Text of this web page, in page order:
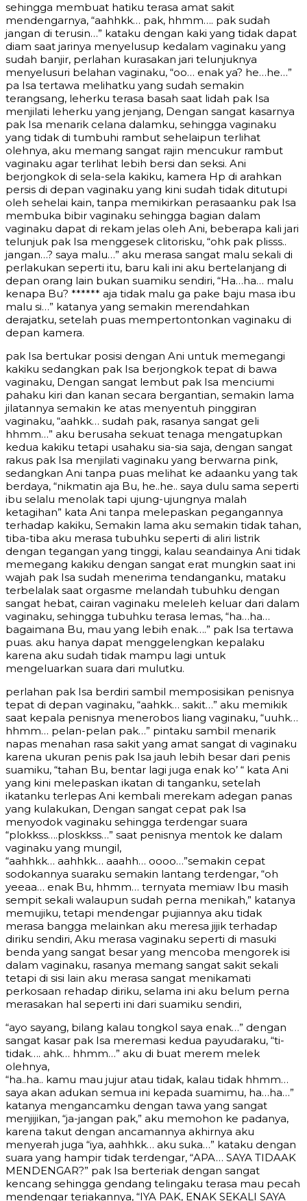
sehingga membuat hatiku terasa amat sakit
mendengarnya, “aahhkk… pak, hhmm…. pak sudah
jangan di terusin…” kataku dengan kaki yang tidak dapat
diam saat jarinya menyelusup kedalam vaginaku yang
sudah banjir, perlahan kurasakan jari telunjuknya
menyelusuri belahan vaginaku, “oo… enak ya? he…he…”
pa Isa tertawa melihatku yang sudah semakin
terangsang, leherku terasa basah saat lidah pak Isa
menjilati leherku yang jenjang, Dengan sangat kasarnya
pak Isa menarik celana dalamku, sehingga vaginaku
yang tidak di tumbuhi rambut sehelaipun terlihat
olehnya, aku memang sangat rajin mencukur rambut
vaginaku agar terlihat lebih bersi dan seksi. Ani
berjongkok di sela-sela kakiku, kamera Hp di arahkan
persis di depan vaginaku yang kini sudah tidak ditutupi
oleh sehelai kain, tanpa memikirkan perasaanku pak Isa
membuka bibir vaginaku sehingga bagian dalam
vaginaku dapat di rekam jelas oleh Ani, beberapa kali jari
telunjuk pak Isa menggesek clitorisku, “ohk pak plisss..
jangan…? saya malu…” aku merasa sangat malu sekali di
perlakukan seperti itu, baru kali ini aku bertelanjang di
depan orang lain bukan suamiku sendiri, “Ha…ha… malu
kenapa Bu? ****** aja tidak malu ga pake baju masa ibu
malu si…” katanya yang semakin merendahkan
derajatku, setelah puas mempertontonkan vaginaku di
depan kamera.
pak Isa bertukar posisi dengan Ani untuk memegangi
kakiku sedangkan pak Isa berjongkok tepat di bawa
vaginaku, Dengan sangat lembut pak Isa menciumi
pahaku kiri dan kanan secara bergantian, semakin lama
jilatannya semakin ke atas menyentuh pinggiran
vaginaku, “aahkk… sudah pak, rasanya sangat geli
hhmm…” aku berusaha sekuat tenaga mengatupkan
kedua kakiku tetapi usahaku sia-sia saja, dengan sangat
rakus pak Isa menjilati vaginaku yang berwarna pink,
sedangkan Ani tanpa puas melihat ke adaanku yang tak
berdaya, “nikmatin aja Bu, he..he.. saya dulu sama seperti
ibu selalu menolak tapi ujung-ujungnya malah
ketagihan” kata Ani tanpa melepaskan pegangannya
terhadap kakiku, Semakin lama aku semakin tidak tahan,
tiba-tiba aku merasa tubuhku seperti di aliri listrik
dengan tegangan yang tinggi, kalau seandainya Ani tidak
memegang kakiku dengan sangat erat mungkin saat ini
wajah pak Isa sudah menerima tendanganku, mataku
terbelalak saat orgasme melandah tubuhku dengan
sangat hebat, cairan vaginaku meleleh keluar dari dalam
vaginaku, sehingga tubuhku terasa lemas, “ha…ha…
bagaimana Bu, mau yang lebih enak….” pak Isa tertawa
puas. aku hanya dapat menggelengkan kepalaku
karena aku sudah tidak mampu lagi untuk
mengeluarkan suara dari mulutku.
perlahan pak Isa berdiri sambil memposisikan penisnya
tepat di depan vaginaku, “aahkk… sakit…” aku memikik
saat kepala penisnya menerobos liang vaginaku, “uuhk…
hhmm… pelan-pelan pak…” pintaku sambil menarik
napas menahan rasa sakit yang amat sangat di vaginaku
karena ukuran penis pak Isa jauh lebih besar dari penis
suamiku, “tahan Bu, bentar lagi juga enak ko’ “ kata Ani
yang kini melepaskan ikatan di tanganku, setelah
ikatanku terlepas Ani kembali merekam adegan panas
yang kulakukan, Dengan sangat cepat pak Isa
menyodok vaginaku sehingga terdengar suara
“plokkss….ploskkss…” saat penisnya mentok ke dalam
vaginaku yang mungil,
“aahhkk… aahhkk… aaahh… oooo…”semakin cepat
sodokannya suaraku semakin lantang terdengar, “oh
yeeaa… enak Bu, hhmm… ternyata memiaw Ibu masih
sempit sekali walaupun sudah perna menikah,” katanya
memujiku, tetapi mendengar pujiannya aku tidak
merasa bangga melainkan aku meresa jijik terhadap
diriku sendiri, Aku merasa vaginaku seperti di masuki
benda yang sangat besar yang mencoba mengorek isi
dalam vaginaku, rasanya memang sangat sakit sekali
tetapi di sisi lain aku merasa sangat menikamati
perkosaan rehadap diriku, selama ini aku belum perna
merasakan hal seperti ini dari suamiku sendiri,
“ayo sayang, bilang kalau tongkol saya enak…” dengan
sangat kasar pak Isa meremasi kedua payudaraku, “ti-
tidak…. ahk… hhmm…” aku di buat merem melek
olehnya,
“ha..ha.. kamu mau jujur atau tidak, kalau tidak hhmm…
saya akan adukan semua ini kepada suamimu, ha…ha…”
katanya mengancamku dengan tawa yang sangat
menjijikan, “ja-jangan pak,” aku memohon ke padanya,
karena takut dengan ancamannya akhirnya aku
menyerah juga “iya, aahhkk… aku suka…” kataku dengan
suara yang hampir tidak terdengar, “APA… SAYA TIDAAK
MENDENGAR?” pak Isa berteriak dengan sangat
kencang sehingga gendang telingaku terasa mau pecah
mendengar teriakannya, “IYA PAK, ENAK SEKALI SAYA